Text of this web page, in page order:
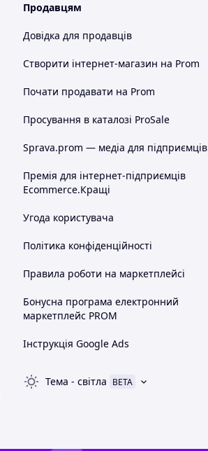
Продавцям
Довідка для продавців
Створити інтернет-магазин на Prom
Почати продавати на Prom
Просування в каталозі ProSale
Sprava.prom — медіа для підприємців
Премія для інтернет-підприємців
Ecommerce.Кращі
Угода користувача
Політика конфіденційності
Правила роботи на маркетплейсі
Бонусна програма електронний
маркетплейс PROM
Інструкція Google Ads
Тема - світла BETA